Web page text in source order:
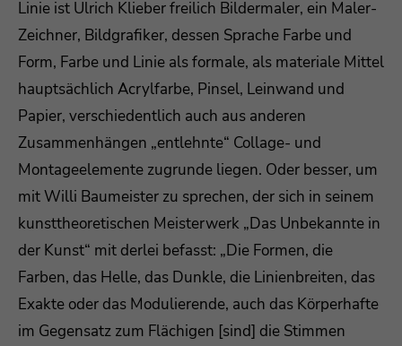
Linie ist Ulrich Klieber freilich Bildermaler, ein Maler-
Zeichner, Bildgrafiker, dessen Sprache Farbe und
Form, Farbe und Linie als formale, als materiale Mittel
hauptsächlich Acrylfarbe, Pinsel, Leinwand und
Papier, verschiedentlich auch aus anderen
Zusammenhängen „entlehnte“ Collage- und
Montageelemente zugrunde liegen. Oder besser, um
mit Willi Baumeister zu sprechen, der sich in seinem
kunsttheoretischen Meisterwerk „Das Unbekannte in
der Kunst“ mit derlei befasst: „Die Formen, die
Farben, das Helle, das Dunkle, die Linienbreiten, das
Exakte oder das Modulierende, auch das Körperhafte
im Gegensatz zum Flächigen [sind] die Stimmen